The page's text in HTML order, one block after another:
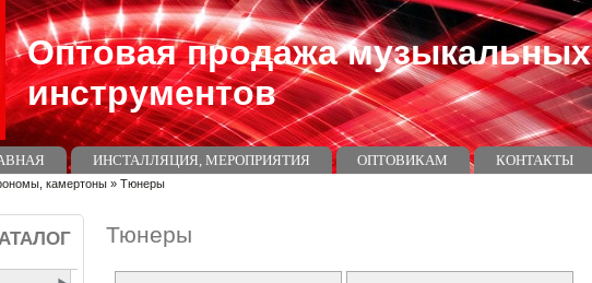
Оптовая продажа музыкальных
инструментов
ИНСТАЛЛЯЦИЯ, МЕРОПРИЯТИЯ ОПТОВИКАМ КОНТАКТЫ
камертоны» Тюнеры
Тюнеры